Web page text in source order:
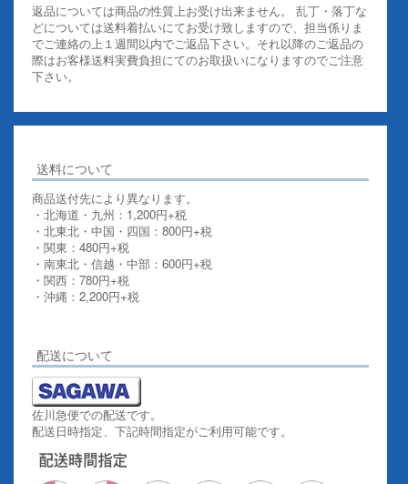
返品については商品の性質上お受け出来ません。 乱丁・落丁な
どについては送料着払いにてお受け致しますので、担当係りま
でご連絡の上１週間以内でご返品下さい。それ以降のご返品の
際はお客様送料実費負担にてのお取扱いになりますのでご注意
下さい。
送料について
商品送付先により異なります。
・北海道・九州：1,200円+税
・北東北・中国・四国：800円+税
・関東：480円+税
・南東北・信越・中部：600円+税
・関西：780円+税
・沖縄：2,200円+税
配送について
佐川急便での配送です。
配送日時指定、下記時間指定がご利用可能です。